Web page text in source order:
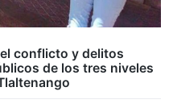
conflicto y delitos
de los tres niveles